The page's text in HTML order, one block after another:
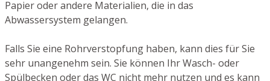
Papier oder andere Materialien, die in das
Abwassersystem gelangen.
Falls Sie eine Rohrverstopfung haben, kann dies für Sie
sehr unangenehm sein. Sie können Ihr Wasch- oder
Spülbecken oder das WC nicht mehr nutzen und es kann